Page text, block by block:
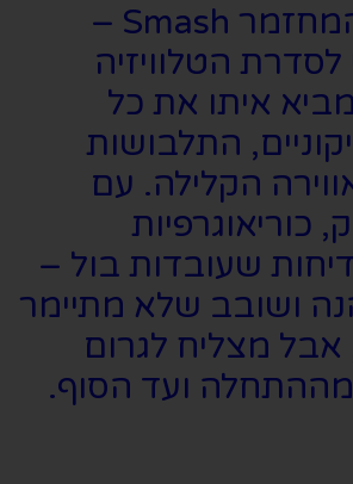
ביקורת על המחזמר Smash –
לסדרת הטלוויזיה
איתו את כל
התלבושות
הקלילה. עם
כוריאוגרפיות
שעובדות בול –
ושובב שלא מתיימר
אבל מצליח לגרום
מההתחלה ועד הסוף.